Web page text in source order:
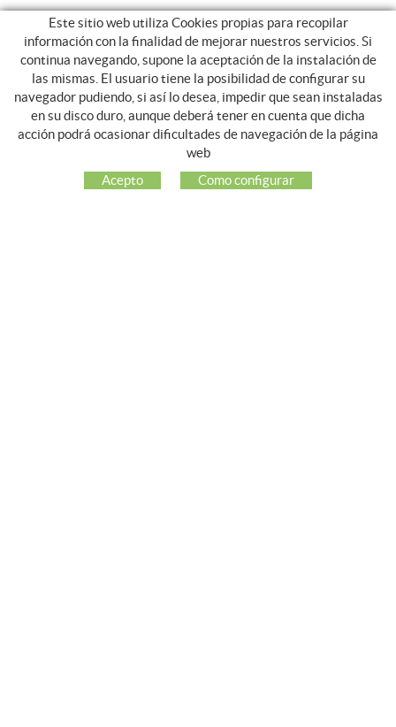
NOSOTROS
EMPRESA
MI CUENTA
Este sitio web utiliza Cookies propias para recopilar
información con la finalidad de mejorar nuestros servicios. Si
continua navegando, supone la aceptación de la instalación de
las mismas. El usuario tiene la posibilidad de configurar su
navegador pudiendo, si así lo desea, impedir que sean instaladas
en su disco duro, aunque deberá tener en cuenta que dicha
acción podrá ocasionar dificultades de navegación de la página
web
Acepto
Como configurar